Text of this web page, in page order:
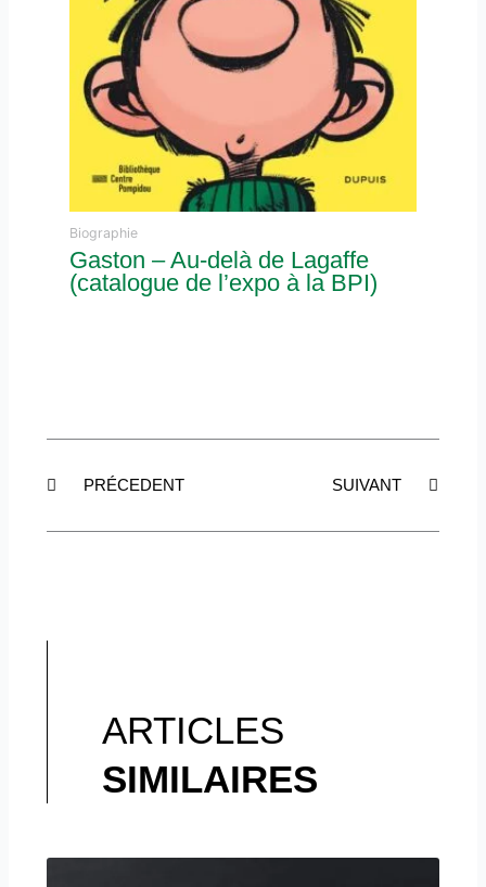
Biographie
Gaston – Au-delà de Lagaffe
(catalogue de l’expo à la BPI)
PRÉCEDENT SUIVANT
ARTICLES
SIMILAIRES